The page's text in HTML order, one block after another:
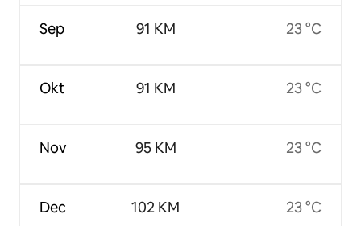
Sep
Okt
Nov
Dec
91 KM
91 KM
95 KM
102 KM
23 °C
23 °C
23 °C
23 °C